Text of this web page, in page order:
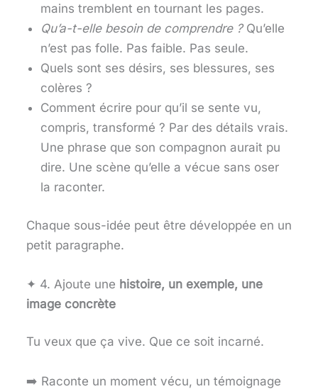
mains tremblent en tournant les pages.
Qu’a-t-elle besoin de comprendre ?Qu’elle
n’est pas folle. Pas faible. Pas seule.
Quels sont ses désirs, ses blessures, ses
colères ?
Comment écrire pour qu’il se sente vu,
compris, transformé ? Par des détails vrais.
Une phrase que son compagnon aurait pu
dire. Une scène qu’elle a vécue sans oser
la raconter.
Chaque sous-idée peut être développée en un
petit paragraphe.
✦ 4. Ajoute une histoire, un exemple, une
image concrète
Tu veux que ça vive. Que ce soit incarné.
➡️ Raconte un moment vécu, un témoignage